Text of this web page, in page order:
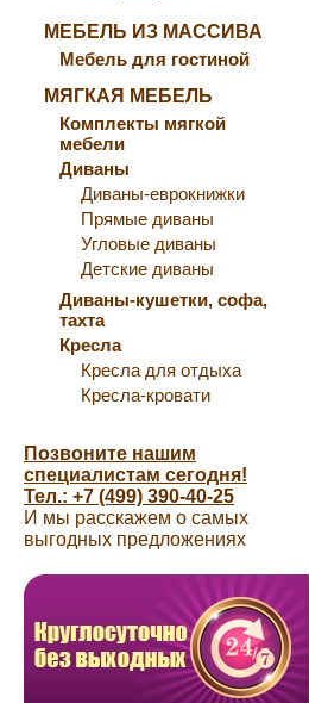
МЕБЕЛЬ ИЗ МАССИВА
Мебель для гостиной
МЯГКАЯ МЕБЕЛЬ
Комплекты мягкой
мебели
Диваны
Диваны-еврокнижки
Прямые диваны
Угловые диваны
Детские диваны
Диваны-кушетки, софа,
тахта
Кресла
Кресла для отдыха
Кресла-кровати
Позвоните нашим
специалистам сегодня!
Тел.: +7 (499) 390-40-25
И мы расскажем о самых
выгодных предложениях